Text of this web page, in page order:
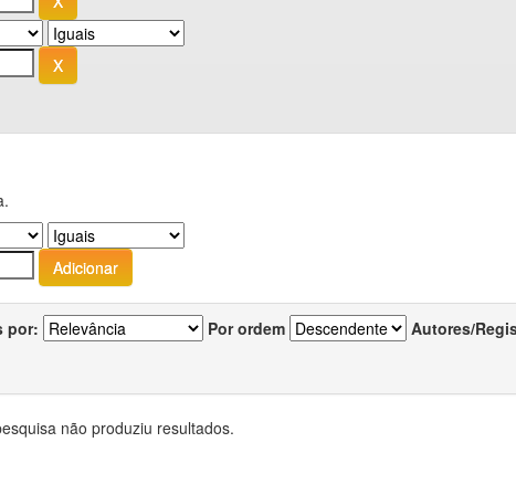
por: Por ordem Autores/
não produziu resultados.